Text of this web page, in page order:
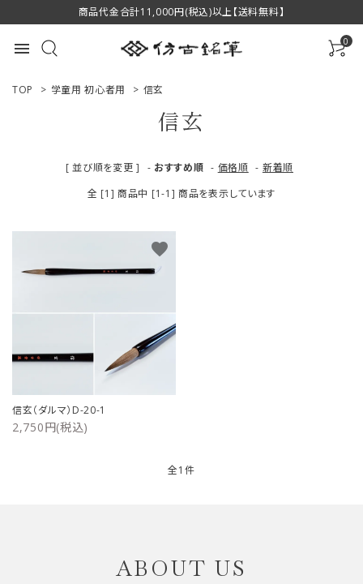
商品代金合計11,000円(税込)以上【送料無料】
menu 0
ACCOUNT MENU
プライバシーポリシー
TOP > 学童用 初心者用 > 信玄
信玄
[ 並び順を変更 ] - おすすめ順 - 価格順 - 新着順
全 [1] 商品中 [1-1] 商品を表示しています
信玄（ダルマ）D-20-1
2,750円(税込)
favorite
全1件
ABOUT US